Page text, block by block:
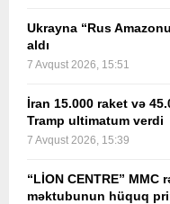
Ukrayna “Rus
aldı
7 Avqust 2026, 15:51
İran 15.000 raket və
Tramp ultimatum verdi
7 Avqust 2026, 15:39
“LİON CENTRE” MMC
məktubunun hüquq